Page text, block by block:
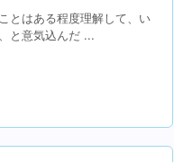
とはある程度理解して、い
と意気込んだ ...